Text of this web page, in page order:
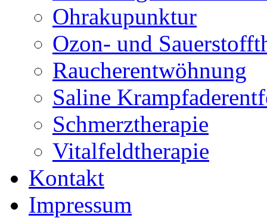
Ohrakupunktur
Ozon- und
Raucherentwöhnung
Saline
Schmerztherapie
Vitalfeldtherapie
Kontakt
Impressum